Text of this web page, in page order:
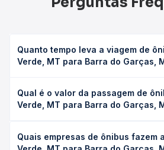
Quanto tempo leva a viagem de
Verde, MT para Barra do Garças,
Garças, MT - TODOS leva em média
variar conforme a viação, o tipo de
duração exata de cada opção na
Qual é o valor da passagem de
Verde, MT para Barra do Garças,
para Barra do Garças, MT - TODOS
Quais empresas de ônibus fazem